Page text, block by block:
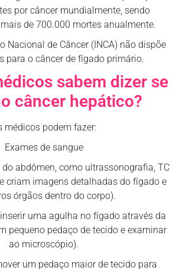
por câncer mundialmente, sendo
de 700.000 mortes anualmente.
Nacional de Câncer (INCA) não dispõe
para o câncer de fígado primário.
sabem dizer se
câncer hepático?
médicos podem fazer:
Exames de sangue
abdômen, como ultrassonografia, TC
criam imagens detalhadas do fígado e
órgãos dentro do corpo).
uma agulha no fígado através da
pequeno pedaço de tecido e examinar
ao microscópio).
um pedaço maior de tecido para